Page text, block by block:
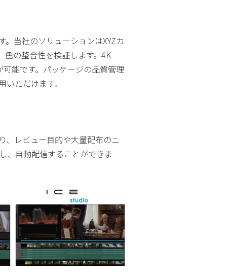
当社のソリューションはXYZカ
色の整合性を検証します。4K
能です。パッケージの品質管理
ただけます。
、レビュー目的や大量配布のニ
、自動配信することができま